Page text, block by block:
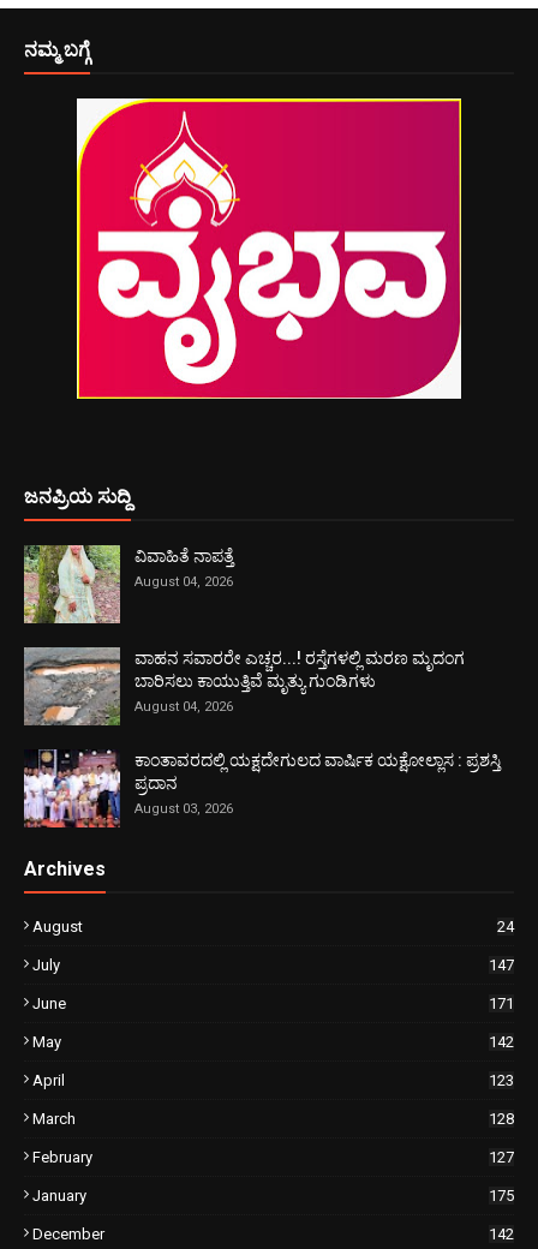
ನಮ್ಮ ಬಗ್ಗೆ
ಜನಪ್ರಿಯ ಸುದ್ದಿ
ವಿವಾಹಿತೆ ನಾಪತ್ತೆ
August 04, 2026
ವಾಹನ ಸವಾರರೇ ಎಚ್ಚರ...! ರಸ್ತೆಗಳಲ್ಲಿ ಮರಣ ಮೃದಂಗ
ಬಾರಿಸಲು ಕಾಯುತ್ತಿವೆ ಮೃತ್ಯು ಗುಂಡಿಗಳು
August 04, 2026
ಕಾಂತಾವರದಲ್ಲಿ ಯಕ್ಷದೇಗುಲದ ವಾರ್ಷಿಕ ಯಕ್ಷೋಲ್ಲಾಸ : ಪ್ರಶಸ್ತಿ
ಪ್ರದಾನ
August 03, 2026
Archives
August 24
July 147
June 171
May 142
April 123
March 128
February 127
January 175
December 142